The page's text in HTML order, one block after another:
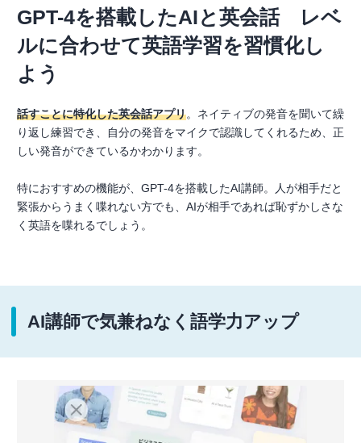
GPT-4を搭載したAIと英会話 レベ
ルに合わせて英語学習を習慣化し
よう
話すことに特化した英会話アプリ。ネイティブの発音を聞いて繰
り返し練習でき、自分の発音をマイクで認識してくれるため、正
しい発音ができているかわかります。
特におすすめの機能が、GPT-4を搭載したAI講師。人が相手だと
緊張からうまく喋れない方でも、AIが相手であれば恥ずかしさな
く英語を喋れるでしょう。
AI講師で気兼ねなく語学力アップ